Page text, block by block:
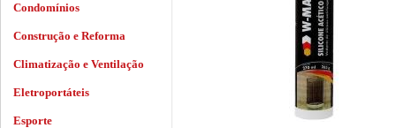
Condomínios
Construção e Reforma
Climatização e Ventilação
Eletroportáteis
Esporte